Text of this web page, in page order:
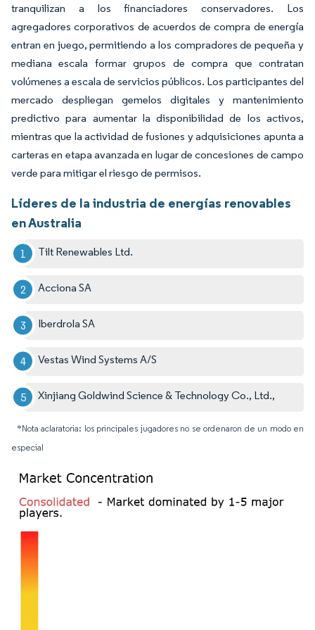
tranquilizan a los financiadores conservadores. Los
agregadores corporativos de acuerdos de compra de energía
entran en juego, permitiendo a los compradores de pequeña y
mediana escala formar grupos de compra que contratan
volúmenes a escala de servicios públicos. Los participantes del
mercado despliegan gemelos digitales y mantenimiento
predictivo para aumentar la disponibilidad de los activos,
mientras que la actividad de fusiones y adquisiciones apunta a
carteras en etapa avanzada en lugar de concesiones de campo
verde para mitigar el riesgo de permisos.
Líderes de la industria de energías renovables
en Australia
Tilt Renewables Ltd.
Acciona SA
Iberdrola SA
Vestas Wind Systems A/S
Xinjiang Goldwind Science & Technology Co., Ltd.,
*Nota aclaratoria: los principales jugadores no se ordenaron de un modo en
especial